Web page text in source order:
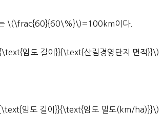
는 \(\frac{60}{60\%}\)=100km이다.
임도 길이}}{\text{산림경영단지 면적}}\)
임도 길이}}{\text{임도 밀도(km/ha)}}\)